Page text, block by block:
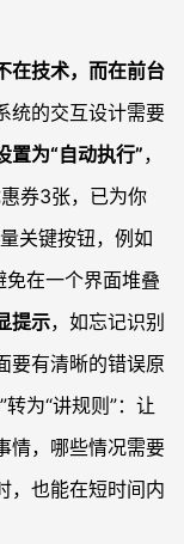
在技术，而在前台
统的交互设计需要
置为“自动执行”，
券3张，已为你
关键按钮，例如
免在一个界面堆叠
提示，如忘记识别
要有清晰的错误原
为“讲规则”：让
情，哪些情况需要
，也能在短时间内